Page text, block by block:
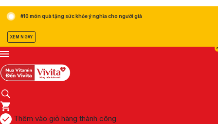
#10 món quà tặng sức khỏe ý nghĩa cho người già
XEM NGAY
0
Thêm vào giỏ hàng thành công